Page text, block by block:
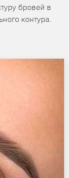
бровей в
контура.